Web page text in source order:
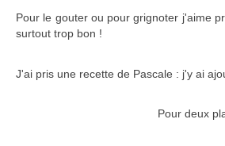
Pour le gouter ou pour grignoter j'aime
surtout trop bon !
J'ai pris une recette de Pascale : j'y ai
Pour deux